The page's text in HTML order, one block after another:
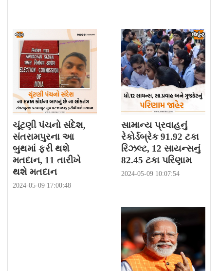
ચૂંટણી પંચનો સંદેશ,
સંતરામપુરના આ
બુથમાં ફરી થશે
મતદાન, 11 તારીખે
થશે મતદાન
2024-05-09 17:00:48
સામાન્ય પ્રવાહનું
રેકોર્ડબ્રેક 91.92 ટકા
રિઝલ્ટ, 12 સાયન્સનું
82.45 ટકા પરિણામ
2024-05-09 10:07:54